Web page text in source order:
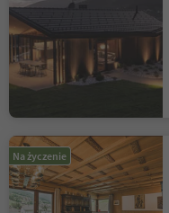
Na życzenie